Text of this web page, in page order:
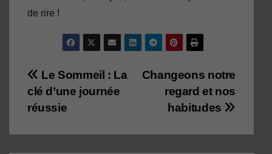
de rire !
Navigation
de
l’article
Changeons notre
regard et nos
habitudes
Le Sommeil : La
clé d’une journée
réussie